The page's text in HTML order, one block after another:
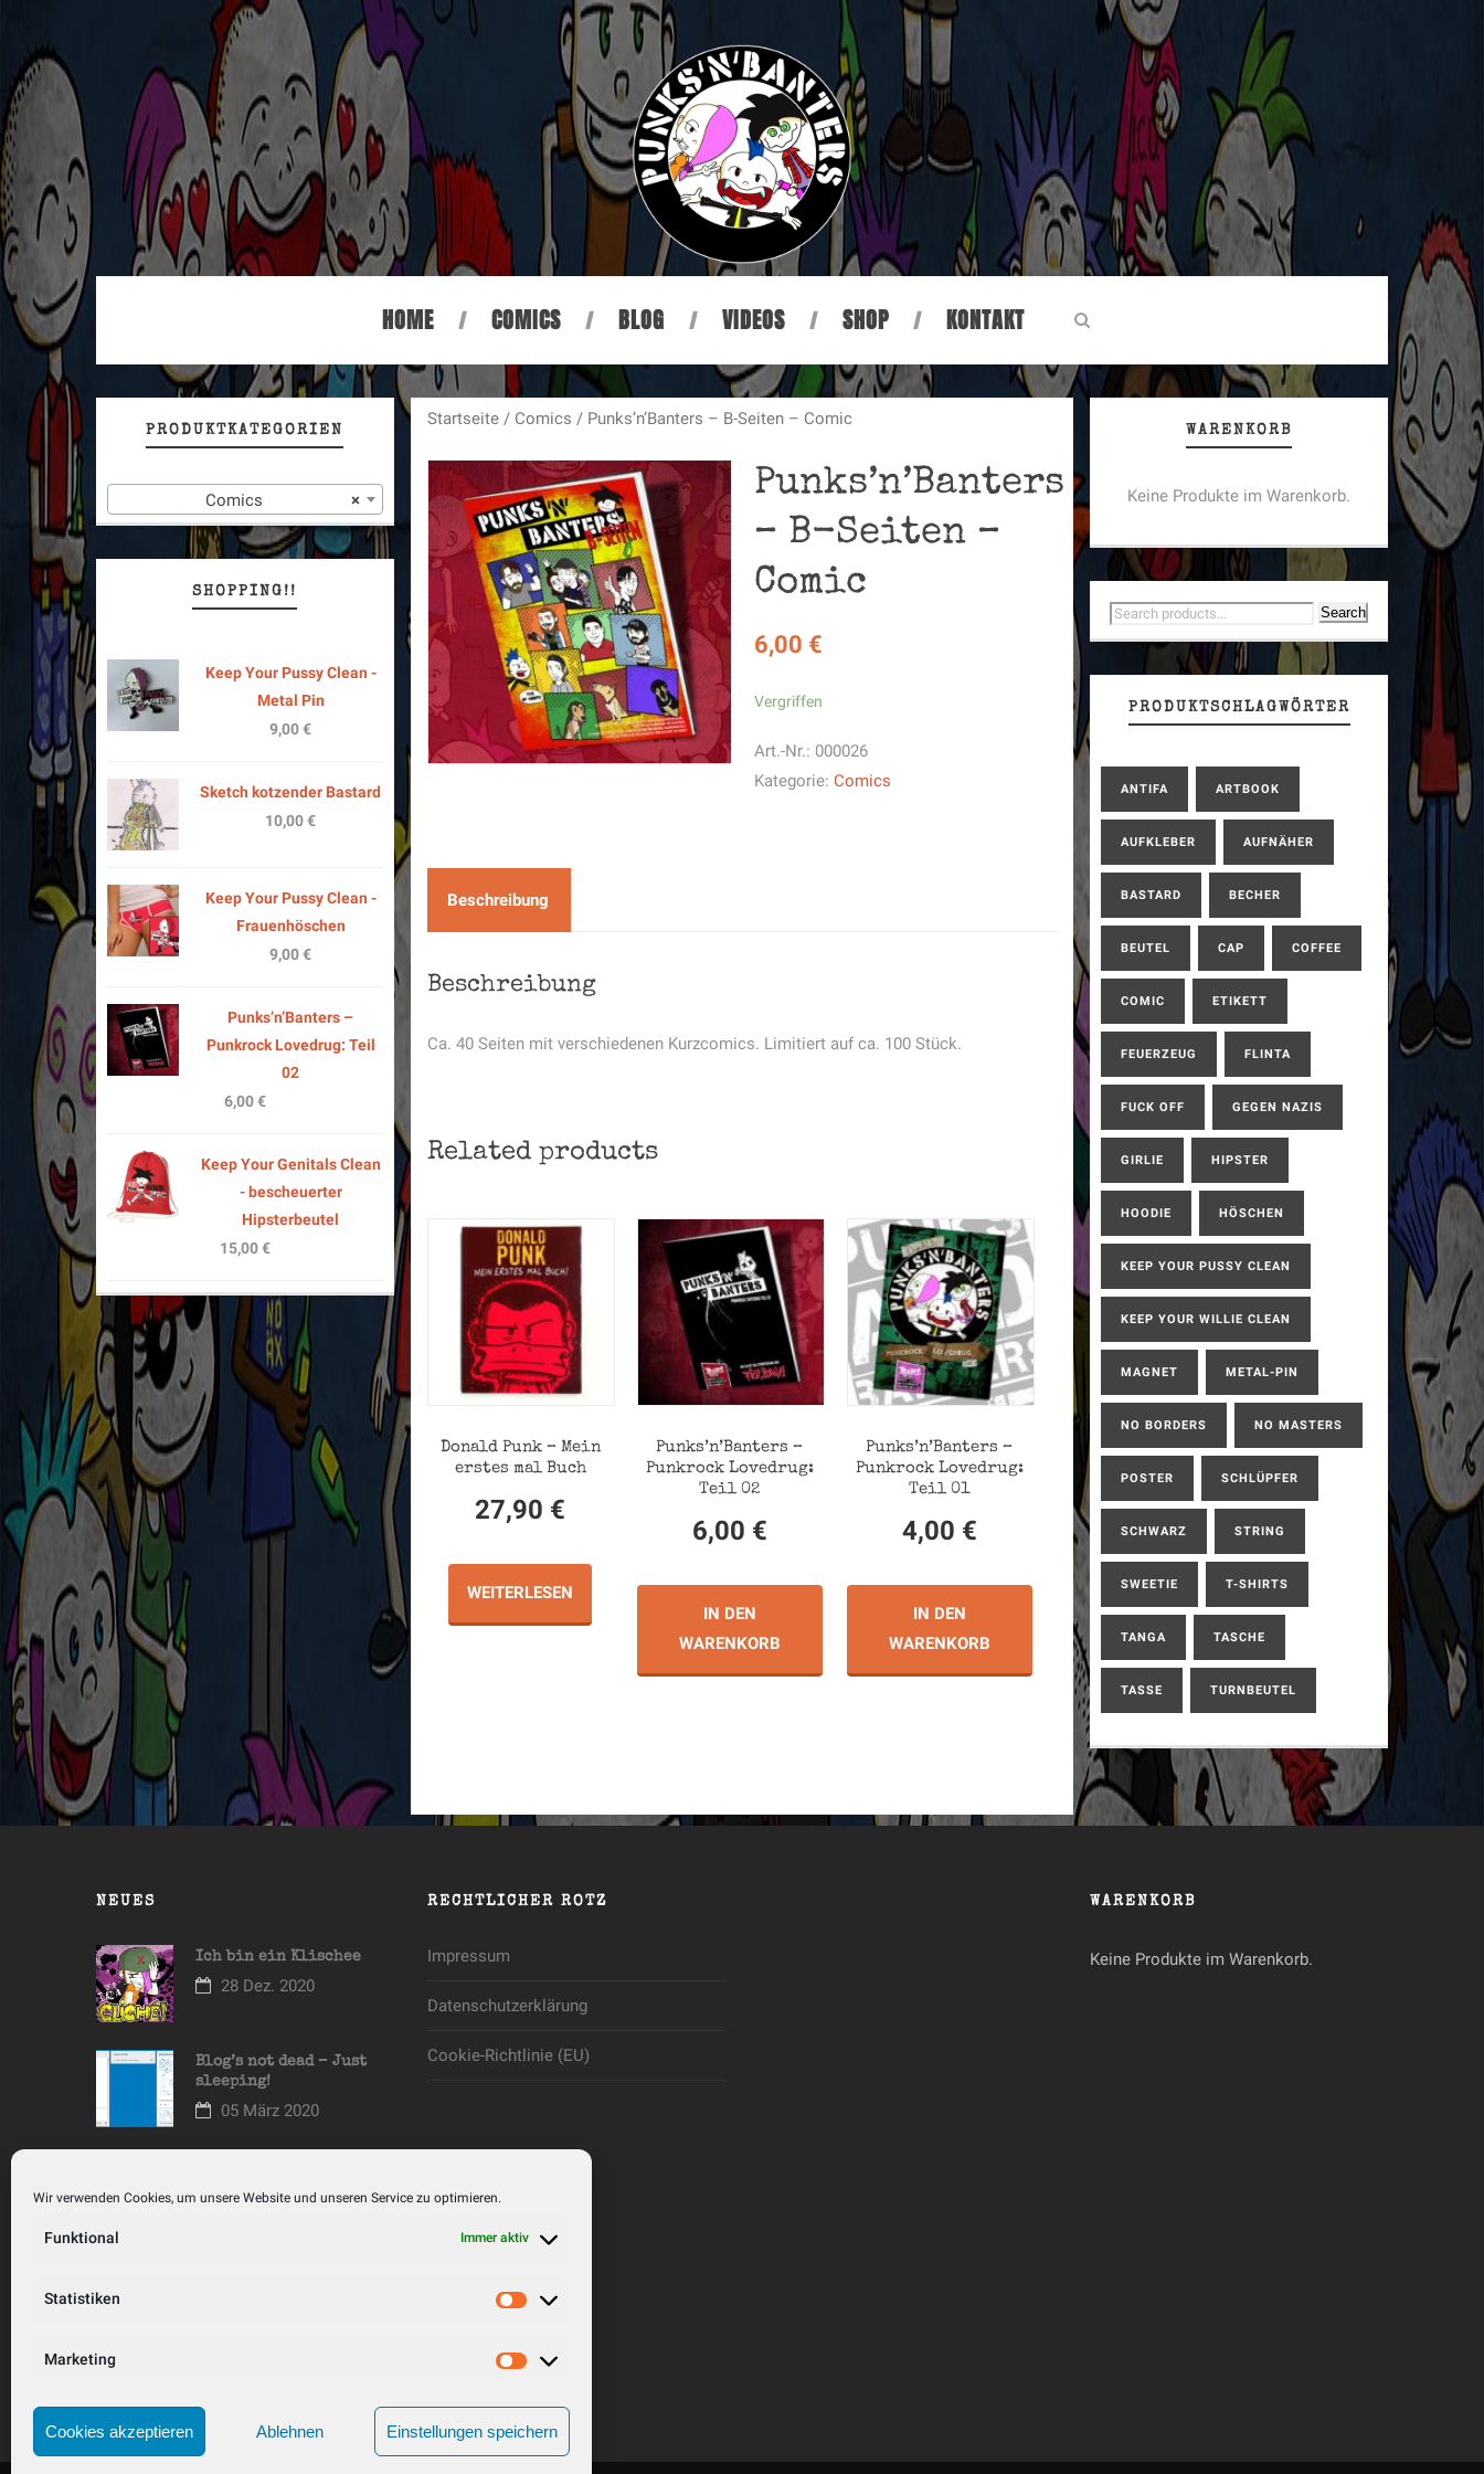
Wir verwenden Cookies, um unsere Website und unseren Service zu optimieren.
Funktional Immer aktiv
Statistiken
Statistiken
Marketing
Marketing
Cookies akzeptieren Ablehnen Einstellungen speichern
HOME COMICS BLOG VIDEOS SHOP KONTAKT
Startseite / Comics / Punks’n’Banters – B-Seiten – Comic
Punks’n’Banters
– B-Seiten –
Comic
6,00 €
Vergriffen
Art.-Nr.: 000026
Kategorie:Comics
Beschreibung
Beschreibung
Ca. 40 Seiten mit verschiedenen Kurzcomics. Limitiert auf ca. 100 Stück.
Related products
Donald Punk – Mein
erstes mal Buch
27,90 €
WEITERLESEN
Punks’n’Banters –
Punkrock Lovedrug:
Teil 02
6,00 €
IN DEN
WARENKORB
Punks’n’Banters –
Punkrock Lovedrug:
Teil 01
4,00 €
IN DEN
WARENKORB
PRODUKTKATEGORIEN
×
Comics
SHOPPING!!
Keep Your Pussy Clean -
Metal Pin
9,00€
Sketch kotzender Bastard
10,00€
Keep Your Pussy Clean -
Frauenhöschen
9,00€
Punks’n’Banters –
Punkrock Lovedrug: Teil
02
6,00€
Keep Your Genitals Clean
- bescheuerter
Hipsterbeutel
15,00€
WARENKORB
Keine Produkte im Warenkorb.
Search
PRODUKTSCHLAGWÖRTER
ANTIFA ARTBOOK
AUFKLEBER AUFNÄHER
BASTARD BECHER
BEUTEL CAP COFFEE
COMIC ETIKETT
FEUERZEUG FLINTA
FUCK OFF GEGEN NAZIS
GIRLIE HIPSTER
HOODIE HÖSCHEN
KEEP YOUR PUSSY CLEAN
KEEP YOUR WILLIE CLEAN
MAGNET METAL-PIN
NO BORDERS NO MASTERS
POSTER SCHLÜPFER
SCHWARZ STRING
SWEETIE T-SHIRTS
TANGA TASCHE
TASSE TURNBEUTEL
NEUES
Ich bin ein Klischee
28 Dez. 2020
Blog’s not dead – Just
sleeping!
05 März 2020
und Youtube
RECHTLICHER ROTZ
Impressum
Datenschutzerklärung
Cookie-Richtlinie (EU)
WARENKORB
Keine Produkte im Warenkorb.